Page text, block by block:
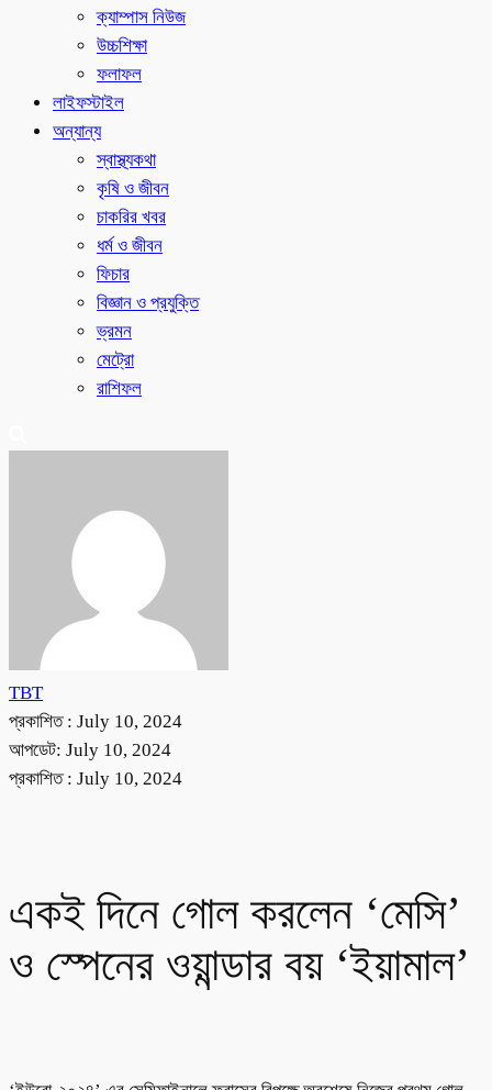
ক্যাম্পাস নিউজ
উচ্চশিক্ষা
ফলাফল
লাইফস্টাইল
অন্যান্য
স্বাস্থ্যকথা
কৃষি ও জীবন
চাকরির খবর
ধর্ম ও জীবন
ফিচার
বিজ্ঞান ও প্রযুক্তি
ভ্রমন
মেট্রো
রাশিফল
TBT
প্রকাশিত : July 10, 2024
আপডেট: July 10, 2024
প্রকাশিত : July 10, 2024
একই দিনে গোল করলেন ‘মেসি’
ও স্পেনের ওয়ান্ডার বয় ‘ইয়ামাল’